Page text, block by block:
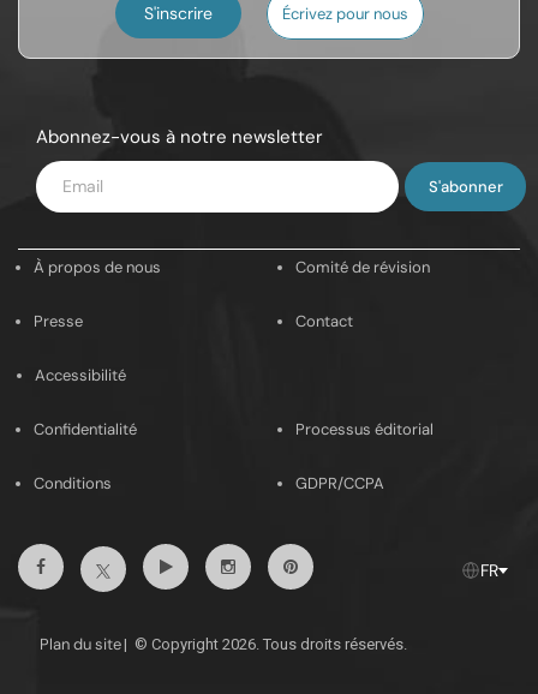
S'inscrire Écrivez pour nous
Abonnez-vous à notre newsletter
Saisissez
votre
mail
À propos de nous Comité de révision
Presse Contact
Accessibilité
Confidentialité Processus éditorial
Conditions GDPR/CCPA
Facebook
X YouTubeInstagramPinterest FR
Plan du site| © Copyright 2026. Tous droits réservés.